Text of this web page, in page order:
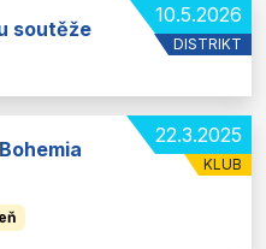
10.5.2026
DISTRIKT
soutěže
22.3.2025
KLUB